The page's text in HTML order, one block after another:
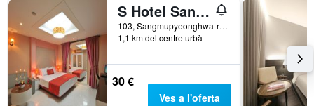
S Hotel Sangmu
103, Sangmupyeonghwa-ro, Seo-gu, Gwangju, Corea del Sud
1,1 km del centre urbà
30 €
Ves a l'oferta